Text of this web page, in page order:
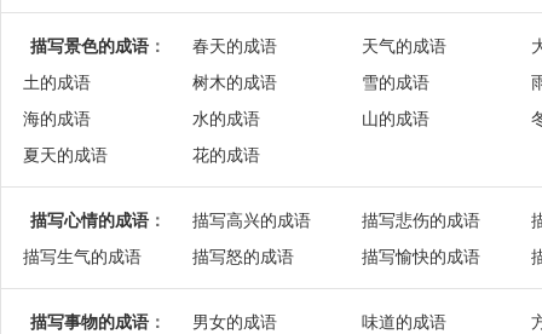
描写景色的成语 ： 春天的成语 天气的成语
土的成语
树木的成语 雪的成语
海的成语
水的成语 山的成语
夏天的成语
花的成语
描写心情的成语 ： 描写高兴的成语 描写悲伤的成语
描写生气的成语
描写怒的成语 描写愉快的成语
描写事物的成语 ： 男女的成语 味道的成语